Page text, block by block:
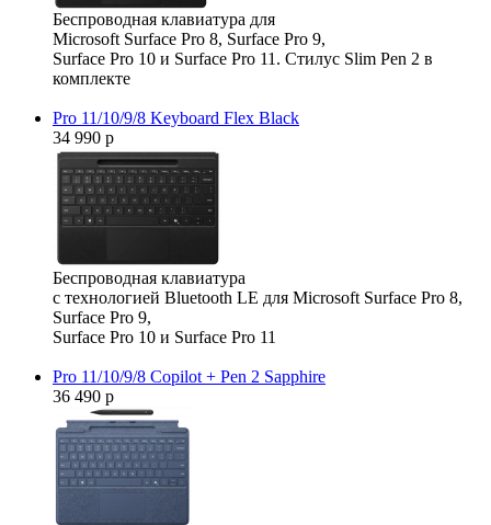
Беспроводная клавиатура для
Microsoft Surface Pro 8, Surface Pro 9,
Surface Pro 10 и Surface Pro 11. Стилус Slim Pen 2 в
комплекте
Pro 11/10/9/8 Keyboard Flex Black
34 990 р
Беспроводная клавиатура
с технологией Bluetooth LE для Microsoft Surface Pro 8,
Surface Pro 9,
Surface Pro 10 и Surface Pro 11
Pro 11/10/9/8 Copilot + Pen 2 Sapphire
36 490 р